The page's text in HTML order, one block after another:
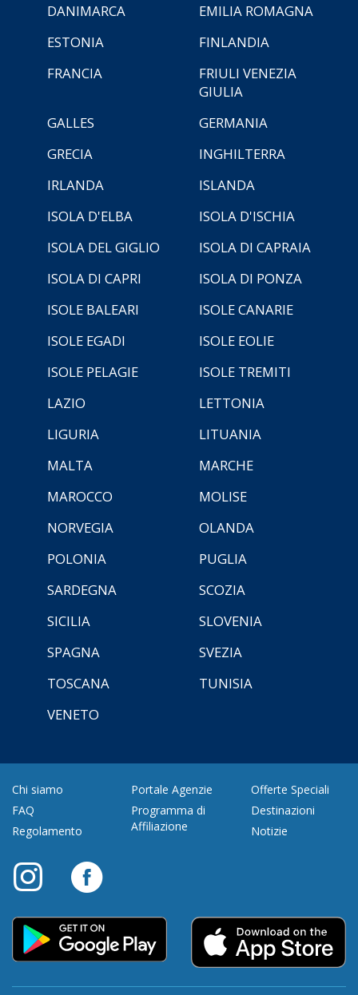
DANIMARCA
EMILIA ROMAGNA
ESTONIA
FINLANDIA
FRANCIA
FRIULI VENEZIA
GIULIA
GALLES
GERMANIA
GRECIA
INGHILTERRA
IRLANDA
ISLANDA
ISOLA D'ELBA
ISOLA D'ISCHIA
ISOLA DEL GIGLIO
ISOLA DI CAPRAIA
ISOLA DI CAPRI
ISOLA DI PONZA
ISOLE BALEARI
ISOLE CANARIE
ISOLE EGADI
ISOLE EOLIE
ISOLE PELAGIE
ISOLE TREMITI
LAZIO
LETTONIA
LIGURIA
LITUANIA
MALTA
MARCHE
MAROCCO
MOLISE
NORVEGIA
OLANDA
POLONIA
PUGLIA
SARDEGNA
SCOZIA
SICILIA
SLOVENIA
SPAGNA
SVEZIA
TOSCANA
TUNISIA
VENETO
Chi siamo
FAQ
Regolamento
Portale Agenzie
Programma di
Affiliazione
Offerte Speciali
Destinazioni
Notizie